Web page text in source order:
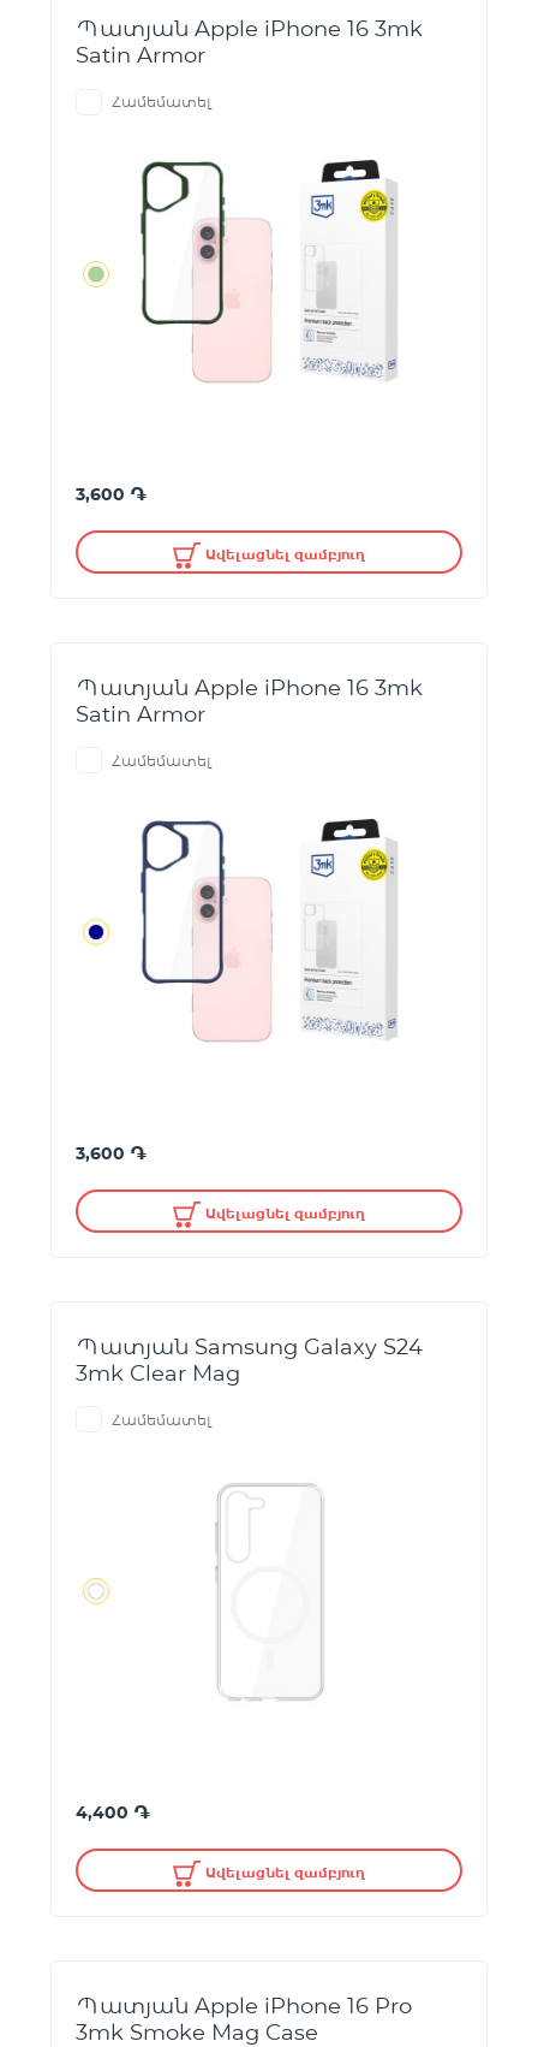
Պատյան Apple iPhone 16 3mk
Satin Armor
Համեմատել
3,600 ֏
Ավելացնել զամբյուղ
Պատյան Apple iPhone 16 3mk
Satin Armor
Համեմատել
3,600 ֏
Ավելացնել զամբյուղ
Պատյան Samsung Galaxy S24
3mk Clear Mag
Համեմատել
4,400 ֏
Ավելացնել զամբյուղ
Պատյան Apple iPhone 16 Pro
3mk Smoke Mag Case